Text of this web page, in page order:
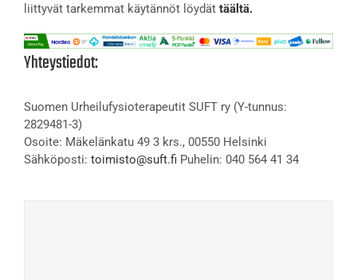
liittyvät tarkemmat käytännöt löydät täältä.
Yhteystiedot:
Suomen Urheilufysioterapeutit SUFT ry (Y-tunnus:
2829481-3)
Osoite: Mäkelänkatu 49 3 krs., 00550 Helsinki
Sähköposti: toimisto@suft.fi Puhelin: 040 564 41 34